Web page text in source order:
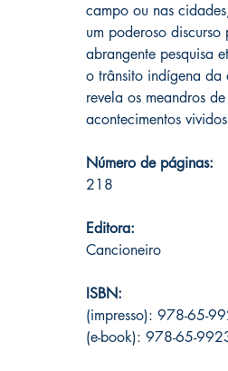
campo ou nas
um poderoso
abrangente pesquisa
o trânsito indígena
revela os meandros
acontecimentos
Número de páginas:
218
Editora:
Cancioneiro
ISBN:
(impresso): 978-65-
(e-book): 978-65-